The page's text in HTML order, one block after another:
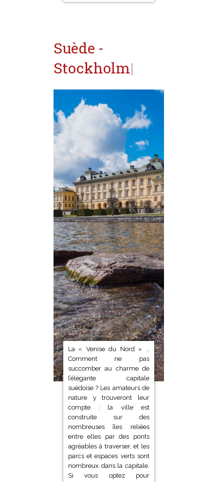
facilement au rang des plus
Suède -
Stockholm|
La « Venise du Nord » …
Comment ne pas
succomber au charme de
l’élégante capitale
suédoise ? Les amateurs de
nature y trouveront leur
compte : la ville est
construite sur des
nombreuses îles reliées
entre elles par des ponts
agréables à traverser, et les
parcs et espaces verts sont